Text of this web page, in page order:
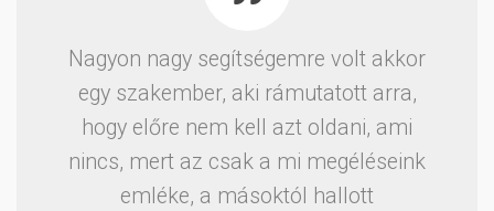
Nagyon nagy segítségemre volt akkor
egy szakember, aki rámutatott arra,
hogy előre nem kell azt oldani, ami
nincs, mert az csak a mi megéléseink
emléke, a másoktól hallott